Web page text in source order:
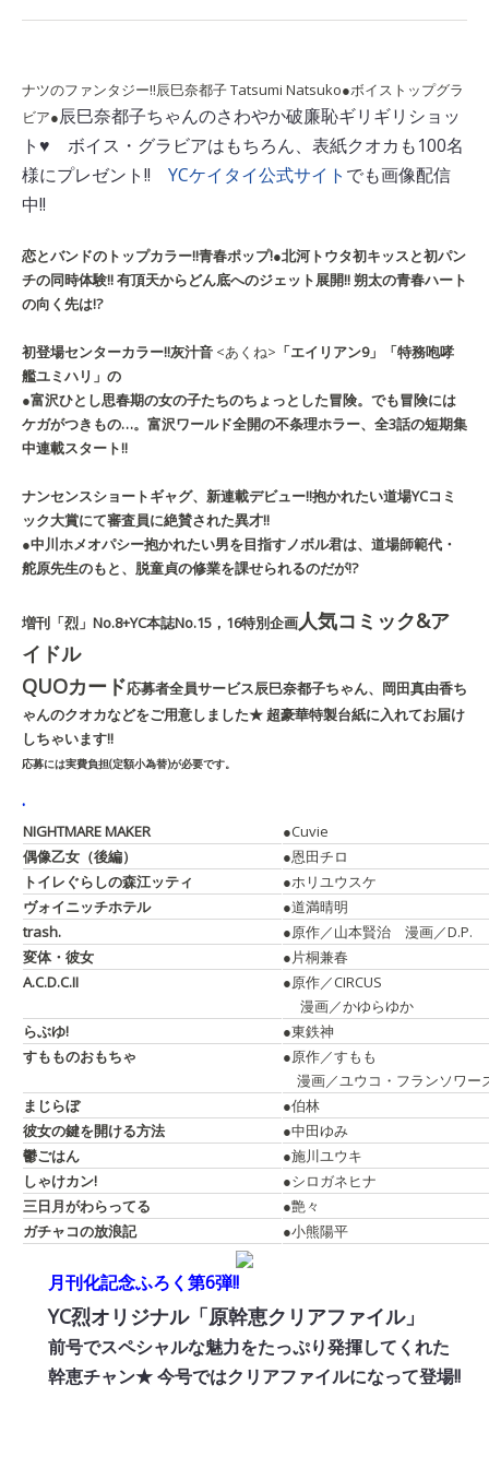
ナツのファンタジー!!辰巳奈都子Tatsumi Natsuko●ボイストップグラ
ビア●辰巳奈都子ちゃんのさわやか破廉恥ギリギリショッ
ト♥ ボイス・グラビアはもちろん、表紙クオカも100名
様にプレゼント!! YCケイタイ公式サイト でも画像配信
中!!
恋とバンドのトップカラー!!青春ポップ!●北河トウタ初キッスと初パン
チの同時体験!! 有頂天からどん底へのジェット展開!! 朔太の青春ハート
の向く先は!?
初登場センターカラー!!灰汁音 <あくね> 「エイリアン9」「特務咆哮
艦ユミハリ」の
●富沢ひとし思春期の女の子たちのちょっとした冒険。でも冒険には
ケガがつきもの…。富沢ワールド全開の不条理ホラー、全3話の短期集
中連載スタート!!
ナンセンスショートギャグ、新連載デビュー!!抱かれたい道場YCコミ
ック大賞にて審査員に絶賛された異才!!
●中川ホメオパシー抱かれたい男を目指すノボル君は、道場師範代・
舵原先生のもと、脱童貞の修業を課せられるのだが!?
増刊「烈」No.8+YC本誌No.15，16特別企画人気コミック&ア
イドル
QUOカード応募者全員サービス辰巳奈都子ちゃん、岡田真由香ち
ゃんのクオカなどをご用意しました★ 超豪華特製台紙に入れてお届け
しちゃいます!!
応募には実費負担(定額小為替)が必要です。
.
NIGHTMARE MAKER
●Cuvie
偶像乙女（後編）
●恩田チロ
トイレぐらしの森江ッティ
●ホリユウスケ
ヴォイニッチホテル
●道満晴明
trash.
●原作／山本賢治 漫画／D.P.
変体・彼女
●片桐兼春
A.C.D.C.II
●原作／CIRCUS
漫画／かゆらゆか
らぶゆ!
●東鉄神
すもものおもちゃ
●原作／すもも
漫画／ユウコ・フランソワー
まじらぼ
●伯林
彼女の鍵を開ける方法
●中田ゆみ
鬱ごはん
●施川ユウキ
しゃけカン!
●シロガネヒナ
三日月がわらってる
●艶々
ガチャコの放浪記
●小熊陽平
月刊化記念ふろく第6弾!!
YC烈オリジナル「原幹恵クリアファイル」
前号でスペシャルな魅力をたっぷり発揮してくれた
幹恵チャン★ 今号ではクリアファイルになって登場!!